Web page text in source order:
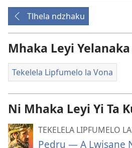
Tlhela ndzhaku
Mhaka Leyi Yelanaka
Tekelela Lipfumelo la Vona
Ni Mhaka Leyi Yi Ta
TEKELELA LIPFUMELO
Pedru — A Lwisane